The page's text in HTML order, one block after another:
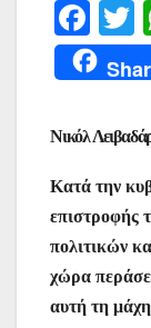
F
a
c
e
o
o
k
Νικόλ
Κατά την
επιστροφής
πολιτικών
χώρα
αυτή τη